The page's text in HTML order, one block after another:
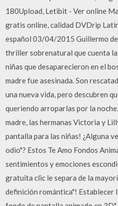
180Upload, Letibit - Ver online
gratis online, calidad DVDrip
español 03/04/2015 Guillermo
thriller sobrenatural que cuenta
niñas que desaparecieron en el
madre fue asesinada. Son
una nueva vida, pero descubren
queriendo arroparlas por la
madre, las hermanas Victoria y
pantalla para las niñas! ¿Alguna
odio"? Estos Te Amo Fondos
sentimientos y emociones
gratuita clic le separa de la
definición romántica"! Establecer